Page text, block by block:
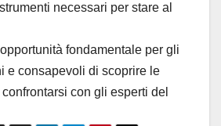
necessari per stare al
fondamentale per gli
e consapevoli di scoprire le
con gli esperti del